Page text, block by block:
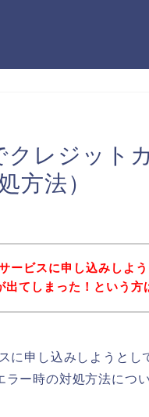
レジット
方法）
ービスに申し込みしよ
出てしまった！という方
に申し込みしようとし
ー時の対処方法につ